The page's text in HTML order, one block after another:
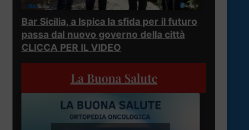
Bar Sicilia, a Ispica la sfida per il futuro
passa dal nuovo governo della città
CLICCA PER IL VIDEO
La Buona Salute